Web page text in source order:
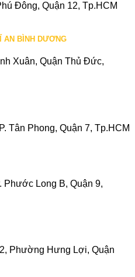
Đông, Quận 12, Tp.HCM
AN BÌNH DƯƠNG
Xuân, Quận Thủ Đức,
Tân Phong, Quận 7, Tp.HCM
Phước Long B, Quận 9,
Phường Hưng Lợi, Quận